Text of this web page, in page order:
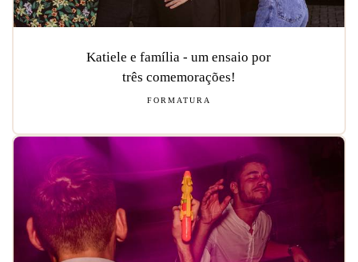
Katiele e família - um ensaio por
três comemorações!
FORMATURA